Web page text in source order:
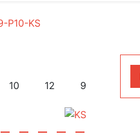
P10-KS
10 12 9